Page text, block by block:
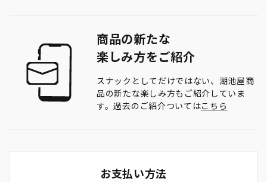
商品の新たな
楽しみ方をご紹介
スナックとしてだけではない、湖池屋商
品の新たな楽しみ方もご紹介していま
す。過去のご紹介ついてはこちら
お支払い方法